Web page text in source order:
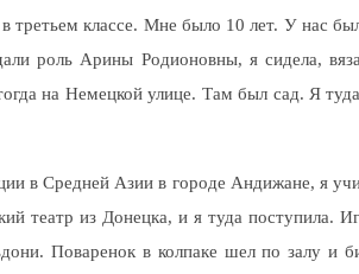
третьем классе. Мне было 10 лет. У нас
роль Арины Родионовны, я сидела,
на Немецкой улице. Там был сад. Я
в Средней Азии в городе Андижане, я
театр из Донецка, и я туда поступила.
Поваренок в колпаке шел по залу и